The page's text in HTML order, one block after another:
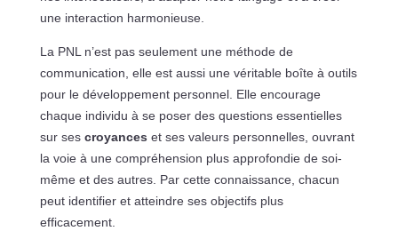
une interaction harmonieuse.
La PNL n’est pas seulement une méthode de
communication, elle est aussi une véritable boîte à outils
pour le développement personnel. Elle encourage
chaque individu à se poser des questions essentielles
sur ses croyances et ses valeurs personnelles, ouvrant
la voie à une compréhension plus approfondie de soi-
même et des autres. Par cette connaissance, chacun
peut identifier et atteindre ses objectifs plus
efficacement.